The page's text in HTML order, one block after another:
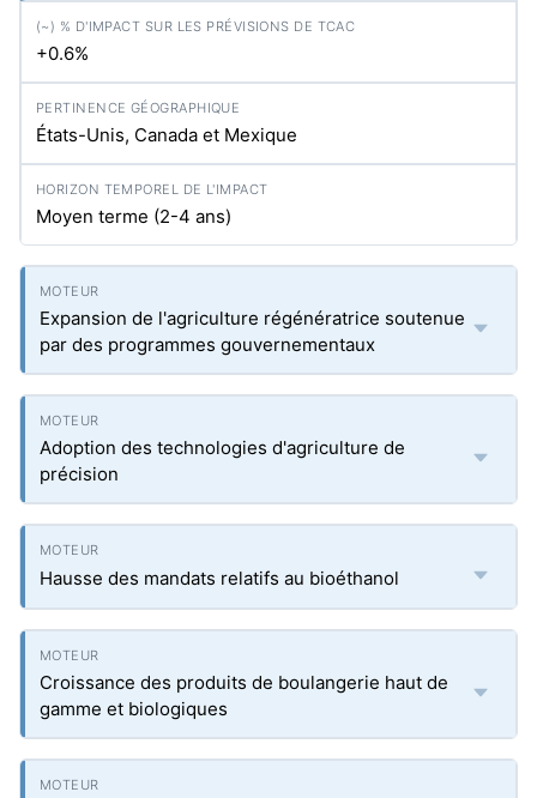
+0.6%
États-Unis, Canada et Mexique
Moyen terme (2-4 ans)
Expansion de l'agriculture régénératrice soutenue
par des programmes gouvernementaux
Adoption des technologies d'agriculture de
précision
Hausse des mandats relatifs au bioéthanol
Croissance des produits de boulangerie haut de
gamme et biologiques